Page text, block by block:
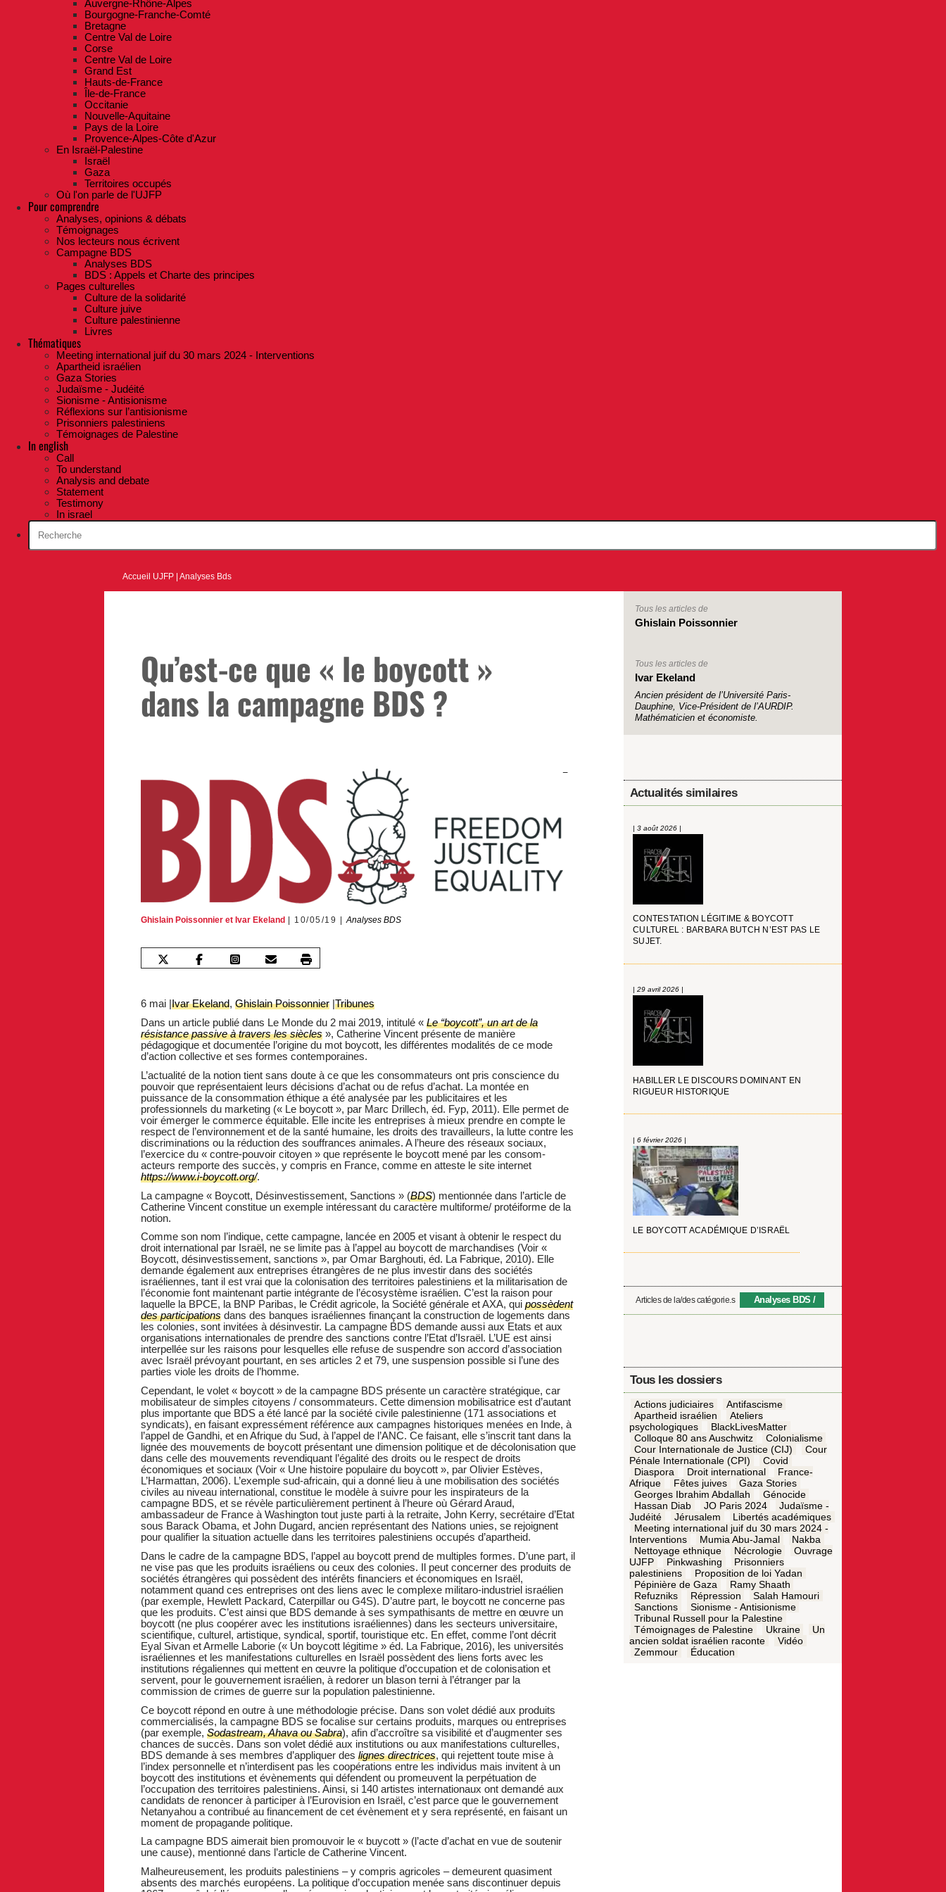
Auvergne-Rhône-Alpes
Bourgogne-Franche-Comté
Bretagne
Centre Val de Loire
Corse
Centre Val de Loire
Grand Est
Hauts-de-France
Île-de-France
Occitanie
Nouvelle-Aquitaine
Pays de la Loire
Provence-Alpes-Côte d'Azur
En Israël-Palestine
Israël
Gaza
Territoires occupés
Où l'on parle de l'UJFP
Pour comprendre
Analyses, opinions & débats
Témoignages
Nos lecteurs nous écrivent
Campagne BDS
Analyses BDS
BDS : Appels et Charte des principes
Pages culturelles
Culture de la solidarité
Culture juive
Culture palestinienne
Livres
Thématiques
Meeting international juif du 30 mars 2024 - Interventions
Apartheid israélien
Gaza Stories
Judaïsme - Judéité
Sionisme - Antisionisme
Réflexions sur l’antisionisme
Prisonniers palestiniens
Témoignages de Palestine
In english
Call
To understand
Analysis and debate
Statement
Testimony
In israel
Accueil UJFP |Analyses Bds
Qu’est-ce que « le boycott »
dans la campagne BDS ?
Ghislain Poissonnieret Ivar Ekeland 10/05/19 Analyses BDS
6 mai |Ivar Ekeland, Ghislain Poissonnier|Tribunes
Dans un article publié dans Le Monde du 2 mai 2019, intitulé « Le “boycott”, un art de la
résistance passive à travers les siècles», Catherine Vincent présente de manière
pédagogique et documentée l’origine du mot boycott, les différentes modalités de ce mode
d’action collective et ses formes contemporaines.
L’actualité de la notion tient sans doute à ce que les consommateurs ont pris conscience du
pouvoir que représentaient leurs décisions d’achat ou de refus d’achat. La montée en
puissance de la consommation éthique a été analysée par les publicitaires et les
professionnels du marketing (« Le boycott », par Marc Drillech, éd. Fyp, 2011). Elle permet de
voir émerger le commerce équitable. Elle incite les entreprises à mieux prendre en compte le
respect de l’environnement et de la santé humaine, les droits des travailleurs, la lutte contre les
discriminations ou la réduction des souffrances animales. A l’heure des réseaux sociaux,
l’exercice du « contre-pouvoir citoyen » que représente le boycott mené par les consom-
acteurs remporte des succès, y compris en France, comme en atteste le site internet
https://www.i-boycott.org/.
La campagne « Boycott, Désinvestissement, Sanctions » (BDS) mentionnée dans l’article de
Catherine Vincent constitue un exemple intéressant du caractère multiforme/ protéiforme de la
notion.
Comme son nom l’indique, cette campagne, lancée en 2005 et visant à obtenir le respect du
droit international par Israël, ne se limite pas à l’appel au boycott de marchandises (Voir «
Boycott, désinvestissement, sanctions », par Omar Barghouti, éd. La Fabrique, 2010). Elle
demande également aux entreprises étrangères de ne plus investir dans des sociétés
israéliennes, tant il est vrai que la colonisation des territoires palestiniens et la militarisation de
l’économie font maintenant partie intégrante de l’écosystème israélien. C’est la raison pour
laquelle la BPCE, la BNP Paribas, le Crédit agricole, la Société générale et AXA, qui possèdent
des participationsdans des banques israéliennes finançant la construction de logements dans
les colonies, sont invitées à désinvestir. La campagne BDS demande aussi aux Etats et aux
organisations internationales de prendre des sanctions contre l’Etat d’Israël. L’UE est ainsi
interpellée sur les raisons pour lesquelles elle refuse de suspendre son accord d’association
avec Israël prévoyant pourtant, en ses articles 2 et 79, une suspension possible si l’une des
parties viole les droits de l’homme.
Cependant, le volet « boycott » de la campagne BDS présente un caractère stratégique, car
mobilisateur de simples citoyens / consommateurs. Cette dimension mobilisatrice est d’autant
plus importante que BDS a été lancé par la société civile palestinienne (171 associations et
syndicats), en faisant expressément référence aux campagnes historiques menées en Inde, à
l’appel de Gandhi, et en Afrique du Sud, à l’appel de l’ANC. Ce faisant, elle s’inscrit tant dans la
lignée des mouvements de boycott présentant une dimension politique et de décolonisation que
dans celle des mouvements revendiquant l’égalité des droits ou le respect de droits
économiques et sociaux (Voir « Une histoire populaire du boycott », par Olivier Estèves,
L’Harmattan, 2006). L’exemple sud-africain, qui a donné lieu à une mobilisation des sociétés
civiles au niveau international, constitue le modèle à suivre pour les inspirateurs de la
campagne BDS, et se révèle particulièrement pertinent à l’heure où Gérard Araud,
ambassadeur de France à Washington tout juste parti à la retraite, John Kerry, secrétaire d’Etat
sous Barack Obama, et John Dugard, ancien représentant des Nations unies, se rejoignent
pour qualifier la situation actuelle dans les territoires palestiniens occupés d’apartheid.
Dans le cadre de la campagne BDS, l’appel au boycott prend de multiples formes. D’une part, il
ne vise pas que les produits israéliens ou ceux des colonies. Il peut concerner des produits de
sociétés étrangères qui possèdent des intérêts financiers et économiques en Israël,
notamment quand ces entreprises ont des liens avec le complexe militaro-industriel israélien
(par exemple, Hewlett Packard, Caterpillar ou G4S). D’autre part, le boycott ne concerne pas
que les produits. C’est ainsi que BDS demande à ses sympathisants de mettre en œuvre un
boycott (ne plus coopérer avec les institutions israéliennes) dans les secteurs universitaire,
scientifique, culturel, artistique, syndical, sportif, touristique etc. En effet, comme l’ont décrit
Eyal Sivan et Armelle Laborie (« Un boycott légitime » éd. La Fabrique, 2016), les universités
israéliennes et les manifestations culturelles en Israël possèdent des liens forts avec les
institutions régaliennes qui mettent en œuvre la politique d’occupation et de colonisation et
servent, pour le gouvernement israélien, à redorer un blason terni à l’étranger par la
commission de crimes de guerre sur la population palestinienne.
Ce boycott répond en outre à une méthodologie précise. Dans son volet dédié aux produits
commercialisés, la campagne BDS se focalise sur certains produits, marques ou entreprises
(par exemple, Sodastream, Ahava ou Sabra), afin d’accroître sa visibilité et d’augmenter ses
chances de succès. Dans son volet dédié aux institutions ou aux manifestations culturelles,
BDS demande à ses membres d’appliquer des lignes directrices, qui rejettent toute mise à
l’index personnelle et n’interdisent pas les coopérations entre les individus mais invitent à un
boycott des institutions et évènements qui défendent ou promeuvent la perpétuation de
l’occupation des territoires palestiniens. Ainsi, si 140 artistes internationaux ont demandé aux
candidats de renoncer à participer à l’Eurovision en Israël, c’est parce que le gouvernement
Netanyahou a contribué au financement de cet évènement et y sera représenté, en faisant un
moment de propagande politique.
La campagne BDS aimerait bien promouvoir le « buycott » (l’acte d’achat en vue de soutenir
une cause), mentionné dans l’article de Catherine Vincent.
Malheureusement, les produits palestiniens – y compris agricoles – demeurent quasiment
absents des marchés européens. La politique d’occupation menée sans discontinuer depuis
Tous les articles de
Ghislain Poissonnier
Tous les articles de
Ivar Ekeland
Ancien président de l’Université Paris-
Dauphine, Vice-Président de l’AURDIP.
Mathématicien et économiste.
Actualités similaires
| 3 août 2026 |
CONTESTATION LÉGITIME & BOYCOTT
CULTUREL : BARBARA BUTCH N’EST PAS LE
SUJET.
| 29 avril 2026 |
HABILLER LE DISCOURS DOMINANT EN
RIGUEUR HISTORIQUE
| 6 février 2026 |
LE BOYCOTT ACADÉMIQUE D’ISRAËL
Articles de la/des catégorie.s Analyses BDS
Tous les dossiers
Actions judiciaires
Antifascisme
Apartheid israélien
Ateliers
psychologiques
BlackLivesMatter
Colloque 80 ans Auschwitz
Colonialisme
Cour Internationale de Justice (CIJ)
Cour
Pénale Internationale (CPI)
Covid
Diaspora
Droit international
France-
Afrique
Fêtes juives
Gaza Stories
Georges Ibrahim Abdallah
Génocide
Hassan Diab
JO Paris 2024
Judaïsme -
Judéité
Jérusalem
Libertés académiques
Meeting international juif du 30 mars 2024 -
Interventions
Mumia Abu-Jamal
Nakba
Nettoyage ethnique
Nécrologie
Ouvrage
UJFP
Pinkwashing
Prisonniers
palestiniens
Proposition de loi Yadan
Pépinière de Gaza
Ramy Shaath
Refuzniks
Répression
Salah Hamouri
Sanctions
Sionisme - Antisionisme
Tribunal Russell pour la Palestine
Témoignages de Palestine
Ukraine
Un
ancien soldat israélien raconte
Vidéo
Zemmour
Éducation